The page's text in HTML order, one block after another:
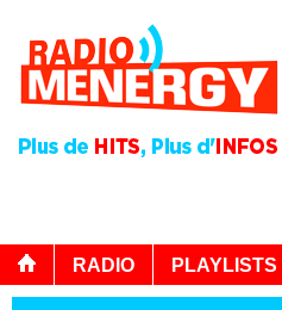
RADIO PLAYLISTS